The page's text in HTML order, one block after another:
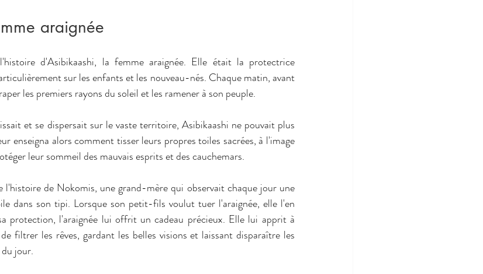
araignée
d'Asibikaashi, la femme araignée. Elle était la protectrice
sur les enfants et les nouveau-nés. Chaque matin, avant
les premiers rayons du soleil et les ramener à son peuple.
et se dispersait sur le vaste territoire, Asibikaashi ne pouvait plus
enseigna alors comment tisser leurs propres toiles sacrées, à l'image
leur sommeil des mauvais esprits et des cauchemars.
l'histoire de Nokomis, une grand-mère qui observait chaque jour une
dans son tipi. Lorsque son petit-fils voulut tuer l'araignée, elle l'en
protection, l'araignée lui offrit un cadeau précieux. Elle lui apprit à
filtrer les rêves, gardant les belles visions et laissant disparaître les
jour.